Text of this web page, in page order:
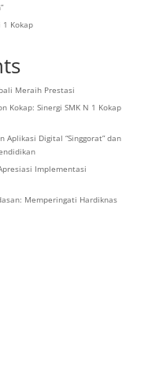
1 Kokap
Meraih Prestasi
Kokap: Sinergi SMK N 1 Kokap
Aplikasi Digital “Singgorat” dan
Implementasi
Memperingati Hardiknas